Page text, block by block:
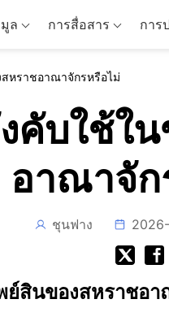
ล การสื่อสาร การ
หราชอาณาจักรหรือไม่
คับใช้ใ
อาณาจัก
ชุนฟาง
ย์สินของสหราชอ